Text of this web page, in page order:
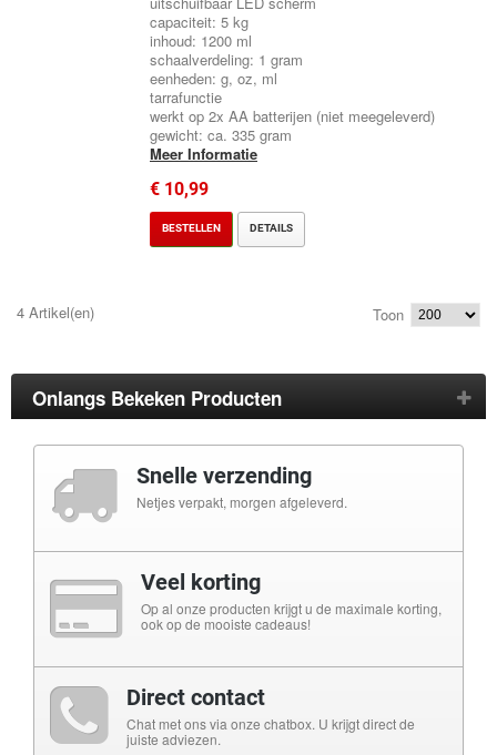
capaciteit: 5 kg
inhoud: 1200 ml
schaalverdeling: 1 gram
eenheden: g, oz, ml
tarrafunctie
werkt op 2x AA batterijen (niet meegeleverd)
gewicht: ca. 335 gram
Meer Informatie
€ 10,99
BESTELLEN DETAILS
4 Artikel(en) Toon
Onlangs Bekeken Producten
Snelle verzending
Netjes verpakt, morgen afgeleverd.
Veel korting
Op al onze producten krijgt u de maximale korting,
ook op de mooiste cadeaus!
Direct contact
Chat met ons via onze chatbox. U krijgt direct de
juiste adviezen.